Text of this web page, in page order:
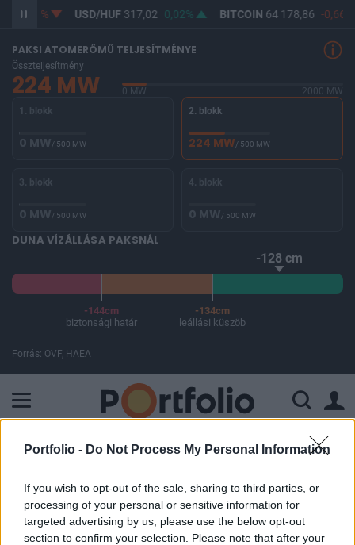
Portfolio - Do Not Process My Personal Information
If you wish to opt-out of the sale, sharing to third parties, or
processing of your personal or sensitive information for
targeted advertising by us, please use the below opt-out
section to confirm your selection. Please note that after your
-0,02% USD/HUF317,02 0,02% BITCOIN 64 178,86 -0,66%
PAKSI ATOMERŐMŰ TELJESÍTMÉNYE
Összteljesítmény
224 MW 0 MW
2000 MW
1. blokk
0 MW/ 500 MW
2. blokk
224 MW/ 500 MW
3. blokk
0 MW/ 500 MW
4. blokk
0 MW/ 500 MW
DUNA VÍZÁLLÁSA PAKSNÁL
-128 cm
-144cm
biztonsági határ
-134cm
leállási küszöb
Forrás: OVF, HAEA
ELŐFIZETŐI TARTALOM
Erős napja volt a forintnak
Portfolio